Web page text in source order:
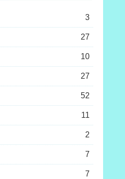
3
27
10
27
52
11
2
7
7